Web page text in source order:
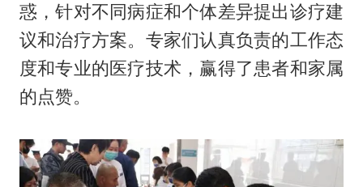
惑，针对不同病症和个体差异提出诊疗建
议和治疗方案。专家们认真负责的工作态
度和专业的医疗技术，赢得了患者和家属
的点赞。